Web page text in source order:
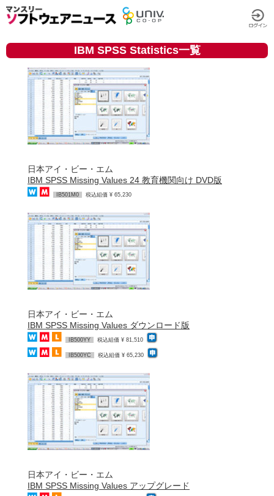
IBM SPSS Statistics一覧
日本アイ・ビー・エム
IBM SPSS Missing Values 24 教育機関向け DVD版
IB501M0 税込組価 ¥ 65,230
日本アイ・ビー・エム
IBM SPSS Missing Values ダウンロード版
IB500YY 税込組価 ¥ 81,510
IB500YC 税込組価 ¥ 65,230
日本アイ・ビー・エム
IBM SPSS Missing Values アップグレード